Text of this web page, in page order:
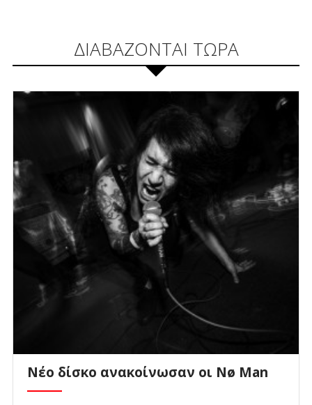
ΔΙΑΒΑΖΟΝΤΑΙ ΤΩΡΑ
Νέο δίσκο ανακοίνωσαν οι Nø Man